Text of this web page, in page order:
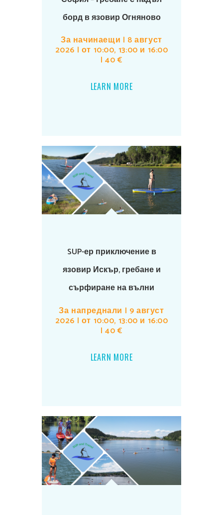
борд в язовир Огняново
За начинаещи | 8 август
2026 | от 10:00, 13:00 и 16:00
| 40 €
LEARN MORE
SUP-ер приключение в
язовир Искър, гребане и
сърфиране на вълни
За напреднали | 9 август
2026 | от 10:00, 13:00 и 16:00
| 40 €
LEARN MORE